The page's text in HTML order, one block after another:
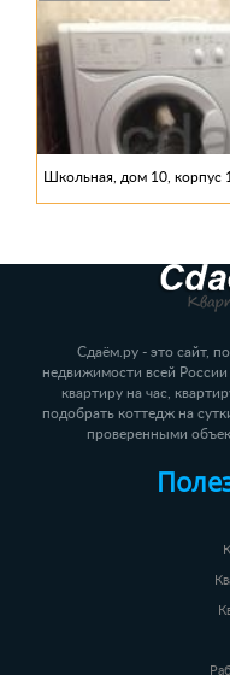
Школьная, дом 10, корпус
Сдаём.ру - это сайт,
недвижимости всей
квартиру на час,
подобрать коттедж на
проверенными